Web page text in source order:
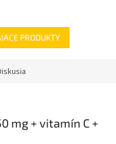
PRODUKTY
mg + vitamín C +